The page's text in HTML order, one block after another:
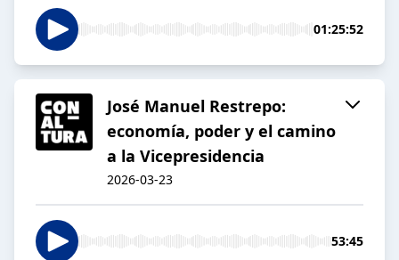
01:25:52
José Manuel Restrepo:
economía, poder y el camino
a la Vicepresidencia
2026-03-23
53:45